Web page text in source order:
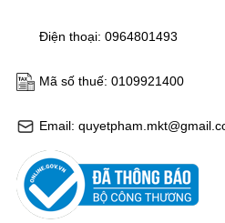
Email:
Mã số thuế: 0109921400
Điện thoại: 0964801493